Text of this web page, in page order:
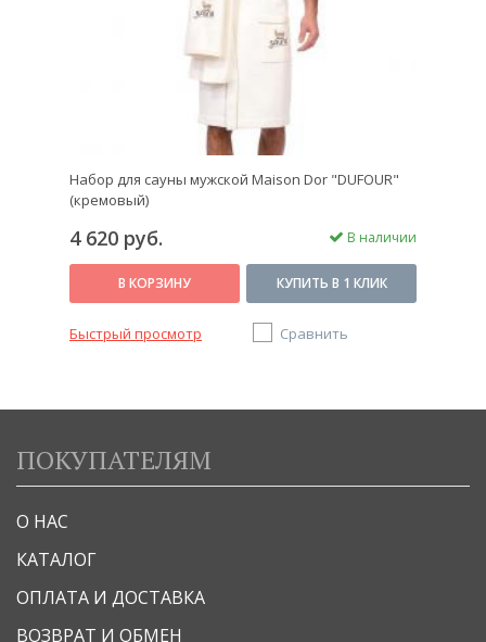
Набор для сауны мужской Maison Dor "DUFOUR"
(кремовый)
4 620 руб. В наличии
В КОРЗИНУ КУПИТЬ В 1 КЛИК
Быстрый просмотр Сравнить
ПОКУПАТЕЛЯМ
О НАС
КАТАЛОГ
ОПЛАТА И ДОСТАВКА
ВОЗВРАТ И ОБМЕН